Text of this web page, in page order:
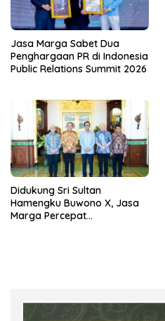
Jasa Marga Sabet Dua
Penghargaan PR di Indonesia
Public Relations Summit 2026
Didukung Sri Sultan
Hamengku Buwono X, Jasa
Marga Percepat